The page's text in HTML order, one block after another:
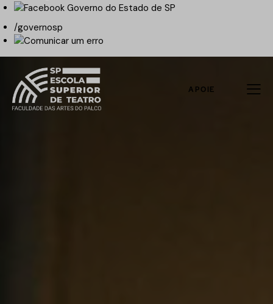
/governosp
APOIE